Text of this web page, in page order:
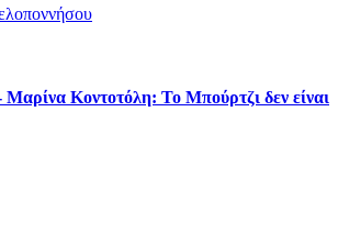
Κοντοτόλη: Το Μπούρτζι δεν είναι